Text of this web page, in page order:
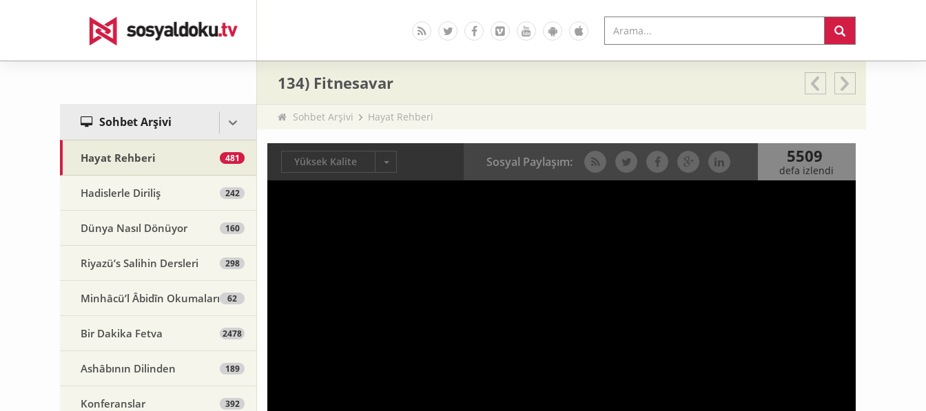
Sohbet Arşivi
Hayat Rehberi 481
Hadislerle Diriliş 242
Dünya Nasıl Dönüyor 160
Riyazü’s Salihin Dersleri 298
Minhâcü’l Âbidîn Okumaları 62
Bir Dakika Fetva 2478
Ashâbının Dilinden 189
Konferanslar 392
134) Fitnesavar
Sohbet Arşivi Hayat Rehberi
Yüksek Kalite Sosyal Paylaşım: 5509
defa izlendi